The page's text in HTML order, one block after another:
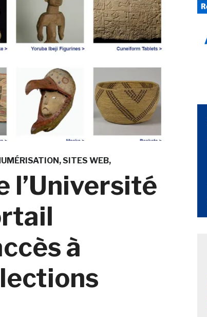
SITES WEB
l’Université
à